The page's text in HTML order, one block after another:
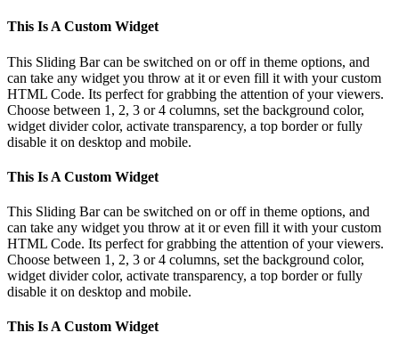
This Is A Custom Widget
This Sliding Bar can be switched on or off in theme options, and
can take any widget you throw at it or even fill it with your custom
HTML Code. Its perfect for grabbing the attention of your viewers.
Choose between 1, 2, 3 or 4 columns, set the background color,
widget divider color, activate transparency, a top border or fully
disable it on desktop and mobile.
This Is A Custom Widget
This Sliding Bar can be switched on or off in theme options, and
can take any widget you throw at it or even fill it with your custom
HTML Code. Its perfect for grabbing the attention of your viewers.
Choose between 1, 2, 3 or 4 columns, set the background color,
widget divider color, activate transparency, a top border or fully
disable it on desktop and mobile.
This Is A Custom Widget